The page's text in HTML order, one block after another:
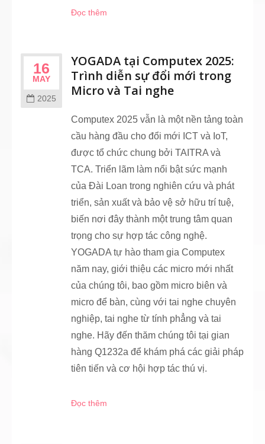
Đọc thêm
16
MAY
2025
YOGADA tại Computex 2025:
Trình diễn sự đổi mới trong
Micro và Tai nghe
Computex 2025 vẫn là một nền tảng toàn
cầu hàng đầu cho đổi mới ICT và IoT,
được tổ chức chung bởi TAITRA và
TCA. Triển lãm làm nổi bật sức mạnh
của Đài Loan trong nghiên cứu và phát
triển, sản xuất và bảo vệ sở hữu trí tuệ,
biến nơi đây thành một trung tâm quan
trọng cho sự hợp tác công nghệ.
YOGADA tự hào tham gia Computex
năm nay, giới thiệu các micro mới nhất
của chúng tôi, bao gồm micro biên và
micro để bàn, cùng với tai nghe chuyên
nghiệp, tai nghe từ tính phẳng và tai
nghe. Hãy đến thăm chúng tôi tại gian
hàng Q1232a để khám phá các giải pháp
tiên tiến và cơ hội hợp tác thú vị.
Đọc thêm